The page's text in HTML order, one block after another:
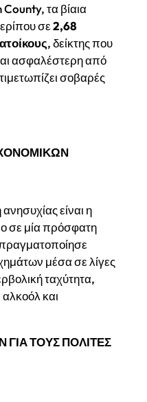
τα βίαια
σε2,68
, δείκτης που
ασφαλέστερη από
σοβαρές
είναι η
σε μία πρόσφατη
μέσα σε λίγες
ταχύτητα,
και
ΓΙΑ ΤΟΥΣ ΠΟΛΙΤΕΣ